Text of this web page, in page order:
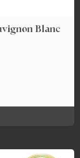
Blanc